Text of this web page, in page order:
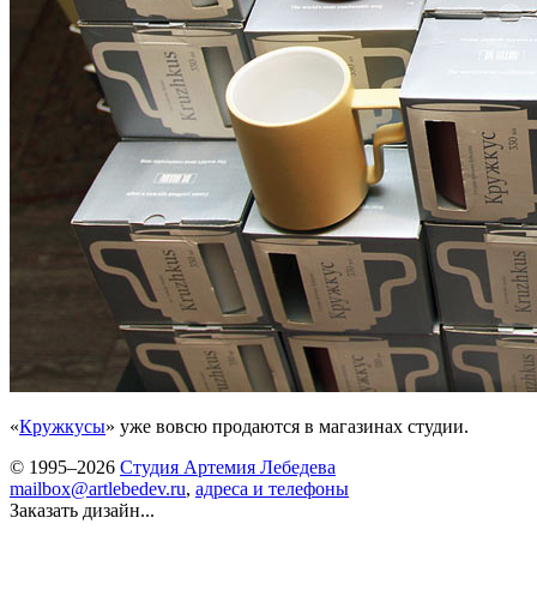
«Кружкусы» уже вовсю продаются в магазинах студии.
© 1995–2026 Студия Артемия Лебедева
mailbox@artlebedev.ru, адреса и телефоны
Заказать дизайн...